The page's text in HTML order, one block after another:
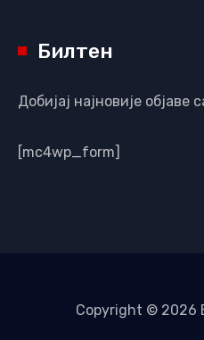
Билтен
Добијај најновије објаве
[mc4wp_form]
Copyright © 2026